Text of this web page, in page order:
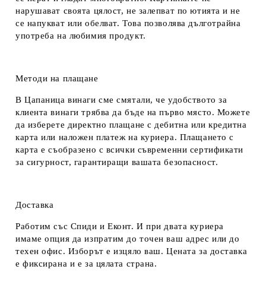
нарушават своята цялост, не залепват по ютията и не
се напукват или обелват. Това позволява дълготрайна
употреба на любимия продукт.
Методи на плащане
В Цапаница винаги сме смятали, че удобството за
клиента винаги трябва да бъде на първо място. Можете
да изберете директно плащане с дебитна или кредитна
карта или наложен платеж на куриера. Плащането с
карта е съобразено с всички съвременни сертификати
за сигурност, гарантиращи вашата безопасност.
Доставка
Работим със Спиди и Еконт. И при двата куриера
имаме опция да изпратим до точен ваш адрес или до
техен офис. Изборът е изцяло ваш. Цената за доставка
е фиксирана и е за цялата страна.